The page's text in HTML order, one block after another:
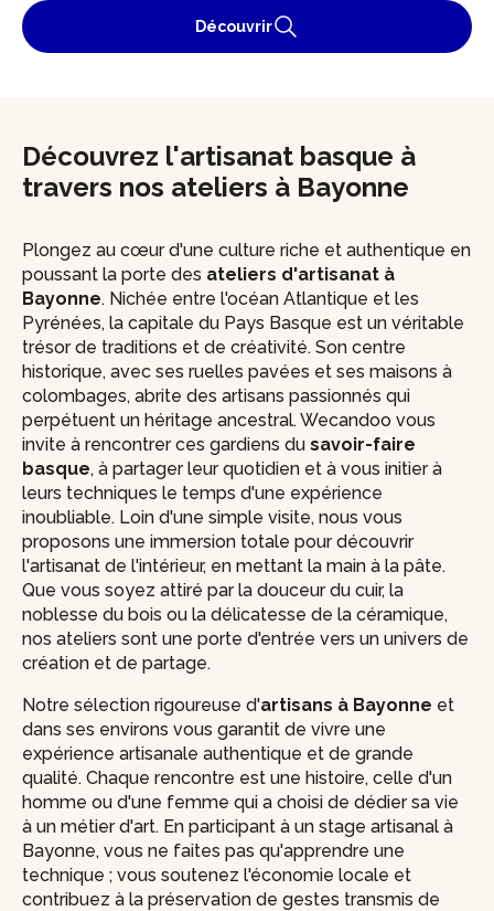
Découvrir
Découvrez l'artisanat basque à
travers nos ateliers à Bayonne
Plongez au cœur d'une culture riche et authentique en
poussant la porte des ateliers d'artisanat à
Bayonne. Nichée entre l'océan Atlantique et les
Pyrénées, la capitale du Pays Basque est un véritable
trésor de traditions et de créativité. Son centre
historique, avec ses ruelles pavées et ses maisons à
colombages, abrite des artisans passionnés qui
perpétuent un héritage ancestral. Wecandoo vous
invite à rencontrer ces gardiens du savoir-faire
basque, à partager leur quotidien et à vous initier à
leurs techniques le temps d'une expérience
inoubliable. Loin d'une simple visite, nous vous
proposons une immersion totale pour découvrir
l'artisanat de l'intérieur, en mettant la main à la pâte.
Que vous soyez attiré par la douceur du cuir, la
noblesse du bois ou la délicatesse de la céramique,
nos ateliers sont une porte d'entrée vers un univers de
création et de partage.
Notre sélection rigoureuse d'artisans à Bayonne et
dans ses environs vous garantit de vivre une
expérience artisanale authentique et de grande
qualité. Chaque rencontre est une histoire, celle d'un
homme ou d'une femme qui a choisi de dédier sa vie
à un métier d'art. En participant à un stage artisanal à
Bayonne, vous ne faites pas qu'apprendre une
technique ; vous soutenez l'économie locale et
contribuez à la préservation de gestes transmis de